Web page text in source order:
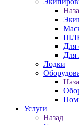
Для
Для
Лодки
Услуги
Назад